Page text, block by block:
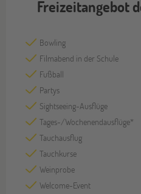
Freizeitangebot
Bowling
Filmabend in der Schule
Fußball
Partys
Sightseeing-Ausflüge
Tages-/Wochenendausflüge*
Tauchausflug
Tauchkurse
Weinprobe
Welcome-Event